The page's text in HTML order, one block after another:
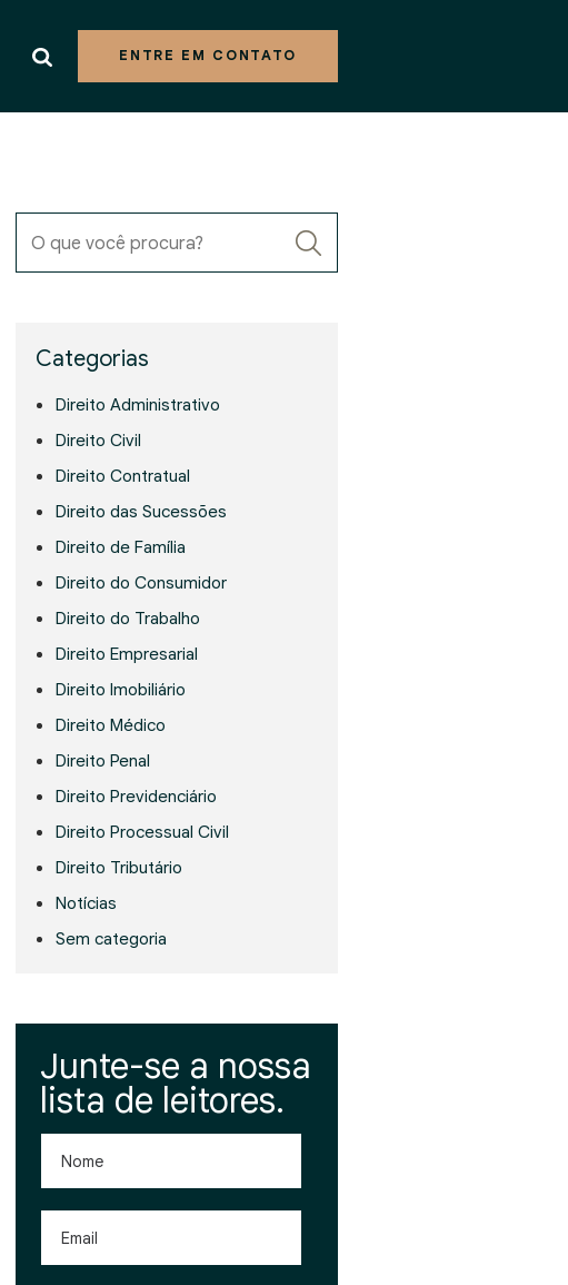
ENTRE EM CONTATO
Categorias
Direito Administrativo
Direito Civil
Direito Contratual
Direito das Sucessões
Direito de Família
Direito do Consumidor
Direito do Trabalho
Direito Empresarial
Direito Imobiliário
Direito Médico
Direito Penal
Direito Previdenciário
Direito Processual Civil
Direito Tributário
Notícias
Sem categoria
Junte-se a nossa
lista de leitores.